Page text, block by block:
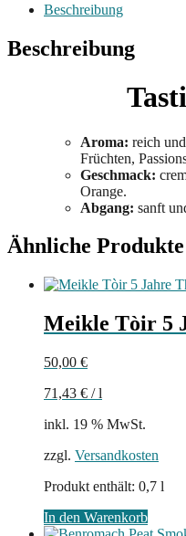
Beschreibung
Beschreibung
Aroma: reich
Früchten,
Geschmack:
Orange.
Abgang: sanft
Ähnliche Produkte
Meikle Tòir 5
50,00 €
71,43 € /l
inkl. 19 % MwSt.
zzgl. Versandkosten
Produkt enthält: 0,7 l
In den Warenkorb